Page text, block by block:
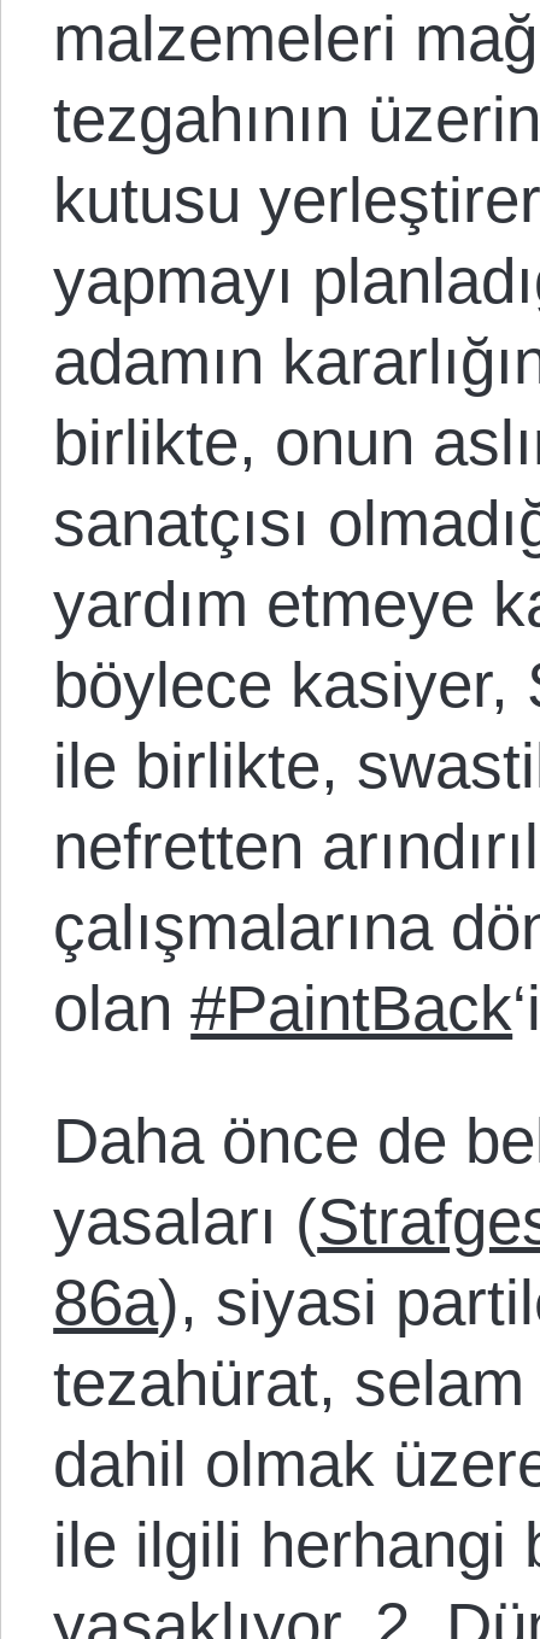
malzemeleri
tezgahının
kutusu
yapmayı
adamın
birlikte, onun
sanatçısı
yardım etmeye
böylece kasiyer,
ile birlikte,
nefretten
çalışmalarına
olan#PaintBack
Daha önce de
yasaları (
86a), siyasi
tezahürat,
dahil olmak
ile ilgili herhangi